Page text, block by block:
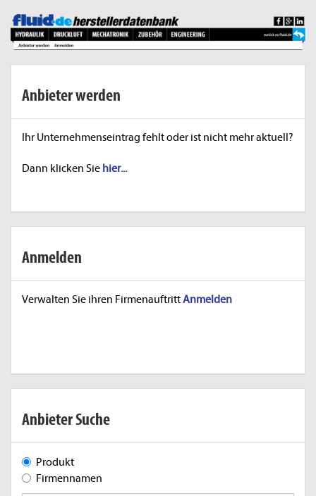
Anbieter werden
Ihr Unternehmenseintrag fehlt oder ist nicht mehr aktuell?
Dann klicken Sie hier...
Anmelden
Verwalten Sie ihren FirmenauftrittAnmelden
Anbieter Suche
Produkt
Firmennamen